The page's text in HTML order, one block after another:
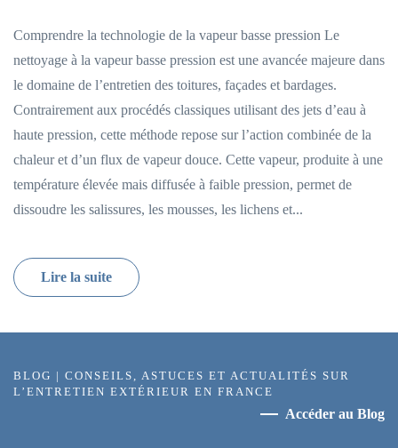
Comprendre la technologie de la vapeur basse pression Le
nettoyage à la vapeur basse pression est une avancée majeure dans
le domaine de l’entretien des toitures, façades et bardages.
Contrairement aux procédés classiques utilisant des jets d’eau à
haute pression, cette méthode repose sur l’action combinée de la
chaleur et d’un flux de vapeur douce. Cette vapeur, produite à une
température élevée mais diffusée à faible pression, permet de
dissoudre les salissures, les mousses, les lichens et...
Lire la suite
BLOG | CONSEILS, ASTUCES ET ACTUALITÉS SUR
L’ENTRETIEN EXTÉRIEUR EN FRANCE
Accéder au Blog